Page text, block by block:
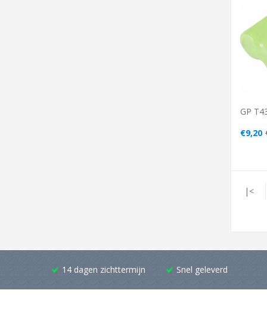
GP
€9,20
|<
14 dagen zichttermijn Snel geleverd